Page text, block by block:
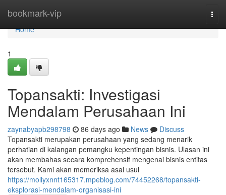
bookmark-vip
Home
Home
1
Topansakti: Investigasi
Mendalam Perusahaan Ini
zaynabyapb298798 86 days ago News
Discuss
Topansakti merupakan perusahaan yang sedang menarik
perhatian di kalangan pemangku kepentingan bisnis. Ulasan ini
akan membahas secara komprehensif mengenai bisnis entitas
tersebut. Kami akan memeriksa asal usul
https://mollyxnnt165317.mpeblog.com/74452268/topansakti-
eksplorasi-mendalam-organisasi-ini